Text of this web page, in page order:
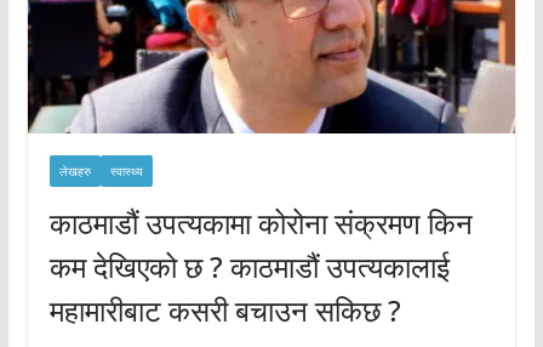
लेखहरु स्वास्थ्य
काठमाडौं उपत्यकामा कोरोना संक्रमण किन
कम देखिएको छ ? काठमाडौं उपत्यकालाई
महामारीबाट कसरी बचाउन सकिछ ?